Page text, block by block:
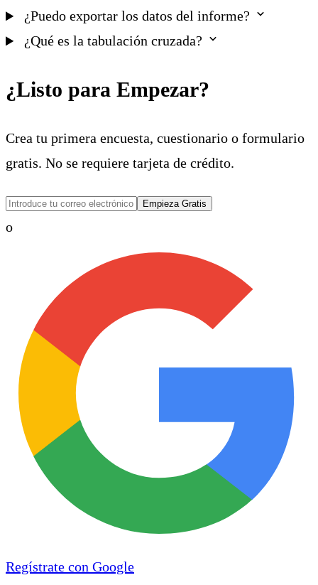
¿Puedo exportar los datos del informe?
¿Qué es la tabulación cruzada?
¿Listo para Empezar?
Crea tu primera encuesta, cuestionario o formulario
gratis. No se requiere tarjeta de crédito.
Empieza Gratis
o
Regístrate con Google